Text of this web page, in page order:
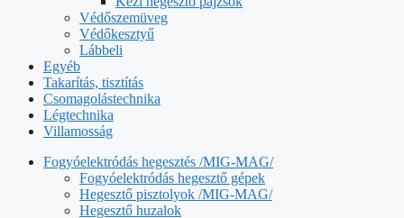
Védőszemüveg
Védőkesztyű
Lábbeli
Egyéb
Takarítás, tisztítás
Csomagolástechnika
Légtechnika
Villamosság
Fogyóelektródás hegesztés /MIG-MAG/
Fogyóelektródás hegesztő gépek
Hegesztő pisztolyok /MIG-MAG/
Hegesztő huzalok